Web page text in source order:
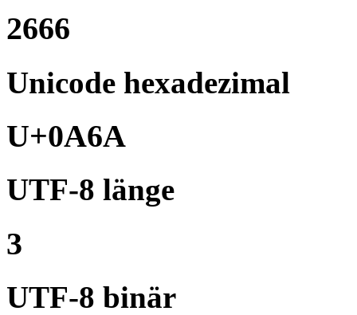
2666
Unicode hexadezimal
U+0A6A
UTF-8 länge
3
UTF-8 binär